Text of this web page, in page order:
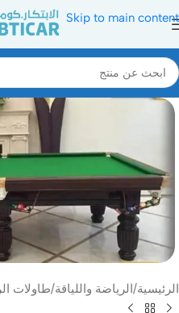
Skip to main content
الرئيسية/الرياضة واللياقة/طاولات